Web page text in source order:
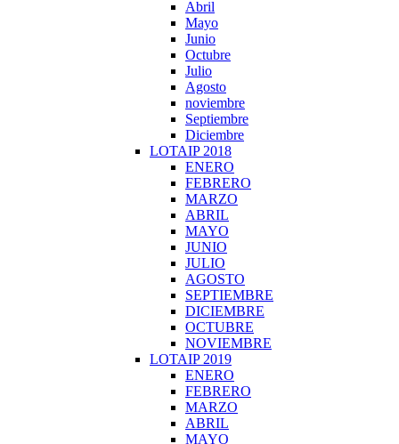
Abril
Mayo
Junio
Octubre
Julio
Agosto
noviembre
Septiembre
Diciembre
LOTAIP 2018
ENERO
FEBRERO
MARZO
ABRIL
MAYO
JUNIO
JULIO
AGOSTO
SEPTIEMBRE
DICIEMBRE
OCTUBRE
NOVIEMBRE
LOTAIP 2019
ENERO
FEBRERO
MARZO
ABRIL
MAYO